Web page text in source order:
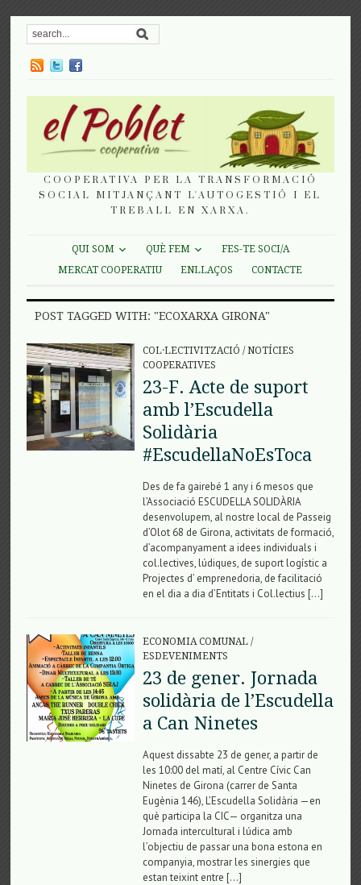
COOPERATIVA PER LA TRANSFORMACIÓ
SOCIAL MITJANÇANT L'AUTOGESTIÓ I EL
TREBALL EN XARXA.
QUI SOM QUÈ FEM
FES-TE SOCI/A
MERCAT COOPERATIU
ENLLAÇOS CONTACTE
POST TAGGED WITH: "ECOXARXA GIRONA"
COL·LECTIVITZACIÓ /NOTÍCIES
COOPERATIVES
23-F. Acte de suport
amb l’Escudella
Solidària
#EscudellaNoEsToca
Des de fa gairebé 1 any i 6 mesos que
l’Associació ESCUDELLA SOLIDÀRIA
desenvolupem, al nostre local de Passeig
d’Olot 68 de Girona, activitats de formació,
d’acompanyament a idees individuals i
col.lectives, lúdiques, de suport logístic a
Projectes d’ emprenedoria, de facilitació
en el dia a dia d’Entitats i Col.lectius […]
ECONOMIA COMUNAL/
ESDEVENIMENTS
23 de gener. Jornada
solidària de l’Escudella
a Can Ninetes
Aquest dissabte 23 de gener, a partir de
les 10:00 del matí, al Centre Cívic Can
Ninetes de Girona (carrer de Santa
Eugènia 146), L’Escudella Solidària —en
què participa la CIC— organitza una
Jornada intercultural i lúdica amb
l’objectiu de passar una bona estona en
companyia, mostrar les sinergies que
estan teixint entre […]